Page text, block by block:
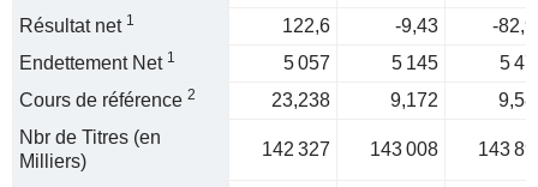
Résultat net 1 122,6 -9,43
-
Endettement Net 1 5 057 5 145
5
Cours de référence 2 23,238 9,172
Nbr de Titres (en
Milliers)
142 327 143 008 143